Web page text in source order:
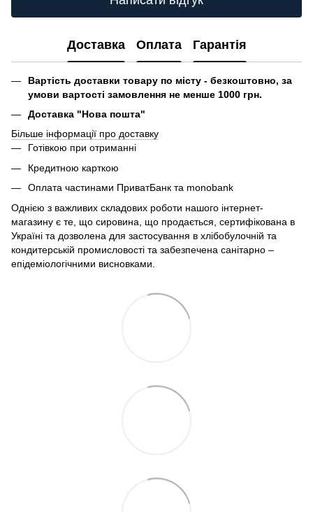
Доставка Оплата Гарантія
Вартість доставки товару по місту - безкоштовно, за
умови вартості замовлення не менше 1000 грн.
Доставка "Нова пошта"
Більше інформації про доставку
Готівкою при отриманні
Кредитною карткою
Оплата частинами ПриватБанк та monobank
Однією з важливих складових роботи нашого інтернет-
магазину є те, що сировина, що продається, сертифікована в
Україні та дозволена для застосування в хлібобулочній та
кондитерській промисловості та забезпечена санітарно –
епідеміологічними висновками.